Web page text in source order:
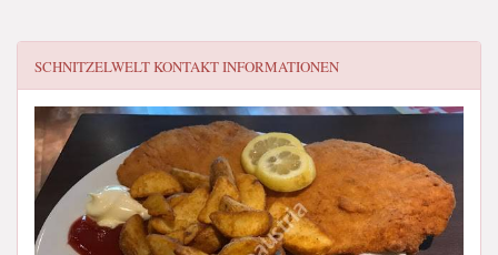
SCHNITZELWELTKONTAKT INFORMATIONEN